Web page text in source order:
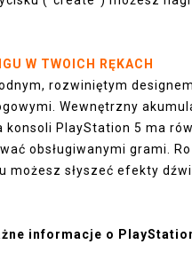
W TWOICH RĘKACH
rozwiniętym
Wewnętrzny
konsoli PlayStation 5 ma
obsługiwanymi grami.
możesz słyszeć efekty
informacje o